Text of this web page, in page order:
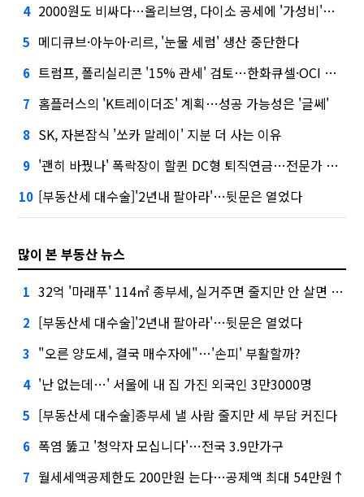
4 2000원도 비싸다…올리브영, 다이소 공세에 '가성비'로 맞불
5 메디큐브·아누아·리르, '눈물 세럼' 생산 중단한다
6 트럼프, 폴리실리콘 '15% 관세' 검토…한화큐셀·OCI 영향은?
7 홈플러스의 'K트레이더조' 계획…성공 가능성은 '글쎄'
8 SK, 자본잠식 '쏘카 말레이' 지분 더 사는 이유
9 '괜히 바꿨나' 폭락장이 할퀸 DC형 퇴직연금…전문가 조언은
10 [부동산세 대수술]'2년내 팔아라'…뒷문은 열었다
많이 본 부동산 뉴스
1 32억 '마래푸' 114㎡ 종부세, 실거주면 줄지만 안 살면 2.5배
2 [부동산세 대수술]'2년내 팔아라'…뒷문은 열었다
3 "오른 양도세, 결국 매수자에"…'손피' 부활할까?
4 '난 없는데…' 서울에 내 집 가진 외국인 3만3000명
5 [부동산세 대수술]종부세 낼 사람 줄지만 세 부담 커진다
6 폭염 뚫고 '청약자 모십니다'…전국 3.9만가구
7 월세세액공제한도 200만원 는다…공제액 최대 54만원↑